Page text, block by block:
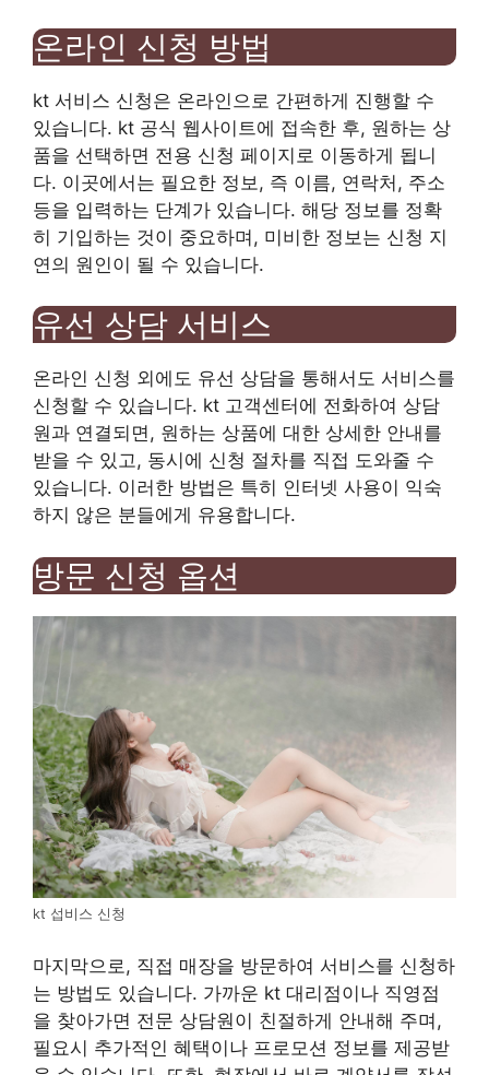
온라인 신청 방법
kt 서비스 신청은 온라인으로 간편하게 진행할 수
있습니다. kt 공식 웹사이트에 접속한 후, 원하는 상
품을 선택하면 전용 신청 페이지로 이동하게 됩니
다. 이곳에서는 필요한 정보, 즉 이름, 연락처, 주소
등을 입력하는 단계가 있습니다. 해당 정보를 정확
히 기입하는 것이 중요하며, 미비한 정보는 신청 지
연의 원인이 될 수 있습니다.
유선 상담 서비스
온라인 신청 외에도 유선 상담을 통해서도 서비스를
신청할 수 있습니다. kt 고객센터에 전화하여 상담
원과 연결되면, 원하는 상품에 대한 상세한 안내를
받을 수 있고, 동시에 신청 절차를 직접 도와줄 수
있습니다. 이러한 방법은 특히 인터넷 사용이 익숙
하지 않은 분들에게 유용합니다.
방문 신청 옵션
kt 섭비스 신청
마지막으로, 직접 매장을 방문하여 서비스를 신청하
는 방법도 있습니다. 가까운 kt 대리점이나 직영점
을 찾아가면 전문 상담원이 친절하게 안내해 주며,
필요시 추가적인 혜택이나 프로모션 정보를 제공받